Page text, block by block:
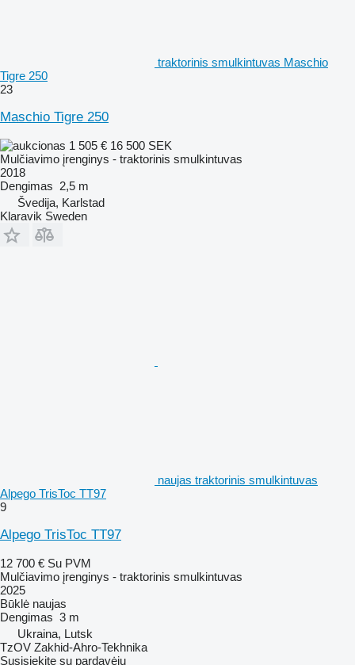
traktorinis smulkintuvas Maschio
Tigre 250
23
Maschio Tigre 250
1 505 € 16 500 SEK
Mulčiavimo įrenginys - traktorinis smulkintuvas
2018
Dengimas 2,5 m
Švedija, Karlstad
Klaravik Sweden
naujas traktorinis smulkintuvas
Alpego TrisToc TT97
9
Alpego TrisToc TT97
12 700 € Su PVM
Mulčiavimo įrenginys - traktorinis smulkintuvas
2025
Būklė naujas
Dengimas 3 m
Ukraina, Lutsk
TzOV Zakhid-Ahro-Tekhnika
Susisiekite su pardavėju